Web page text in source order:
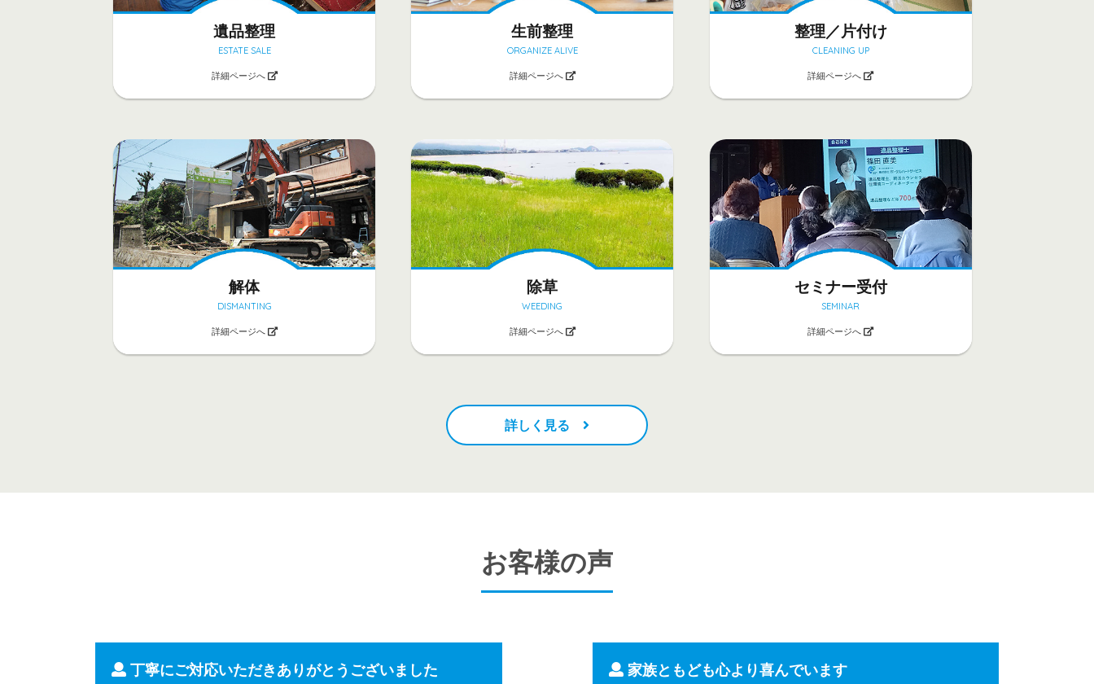
遺品整理
ESTATE SALE
詳細ページへ
生前整理
ORGANIZE ALIVE
詳細ページへ
整理／片付け
CLEANING UP
詳細ページへ
解体
DISMANTING
詳細ページへ
除草
WEEDING
詳細ページへ
セミナー受付
SEMINAR
詳細ページへ
詳しく見る
お客様の声
丁寧にご対応いただきありがとうございました 家族ともども心より喜んでいます